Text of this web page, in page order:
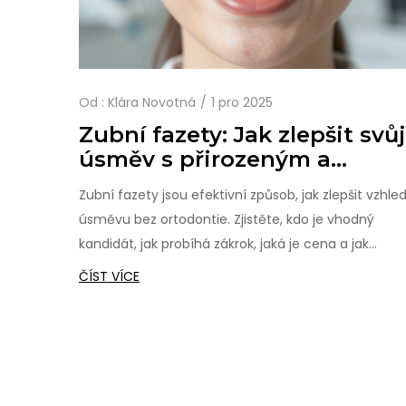
Od : Klára Novotná 1 pro 2025
Zubní fazety: Jak zlepšit svůj
úsměv s přirozeným a
dlouhodobým efektem
Zubní fazety jsou efektivní způsob, jak zlepšit vzhled
úsměvu bez ortodontie. Zjistěte, kdo je vhodný
kandidát, jak probíhá zákrok, jaká je cena a jak
dlouho vydrží.
ČÍST VÍCE